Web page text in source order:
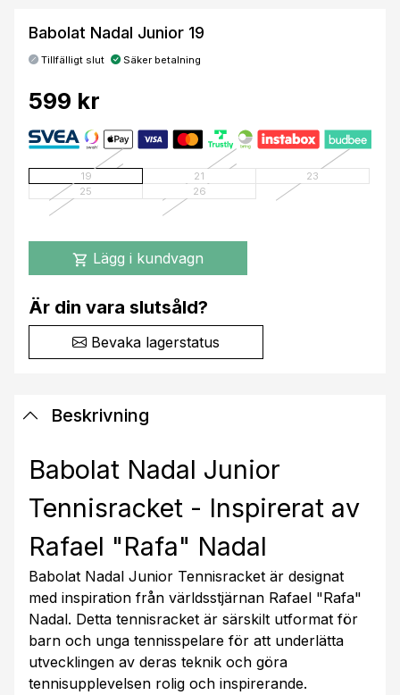
Babolat Nadal Junior 19
Tillfälligt slut Säker betalning
599 kr
19 21
23
25
26
shopping_cart Lägg i kundvagn
Är din vara slutsåld?
Bevaka lagerstatus
Beskrivning
Babolat Nadal Junior
Tennisracket - Inspirerat av
Rafael "Rafa" Nadal
Babolat Nadal Junior Tennisracket är designat
med inspiration från världsstjärnan Rafael "Rafa"
Nadal. Detta tennisracket är särskilt utformat för
barn och unga tennisspelare för att underlätta
utvecklingen av deras teknik och göra
tennisupplevelsen rolig och inspirerande.